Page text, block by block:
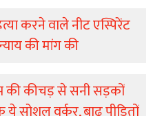
करने वाले नीट एस्पिरेंट
की मांग की
कीचड़ से सनी सड़कों